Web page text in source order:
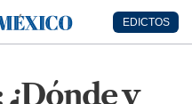
EDICTOS
y